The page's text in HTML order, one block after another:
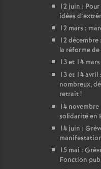
12 juin :
idées
12 mars :
12
la réforme
13 et 14
13 et 14
nombreux,
retrait!
14
solidarité en
14 juin :
15 mai :
Fonction